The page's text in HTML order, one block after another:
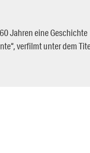
Jahren eine Geschichte
verfilmt unter dem